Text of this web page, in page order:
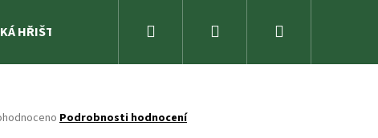
HŘIŠTĚ ZAHRADA SPORTOVNÍ NÁŘADÍ A
Přihlášení
Podrobnosti hodnocení